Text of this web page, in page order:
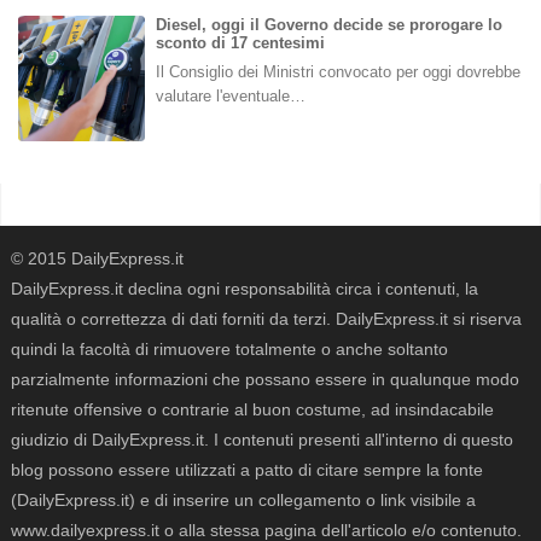
Diesel, oggi il Governo decide se prorogare lo
sconto di 17 centesimi
Il Consiglio dei Ministri convocato per oggi dovrebbe
valutare l'eventuale…
© 2015 DailyExpress.it
DailyExpress.it declina ogni responsabilità circa i contenuti, la
qualità o correttezza di dati forniti da terzi. DailyExpress.it si riserva
quindi la facoltà di rimuovere totalmente o anche soltanto
parzialmente informazioni che possano essere in qualunque modo
ritenute offensive o contrarie al buon costume, ad insindacabile
giudizio di DailyExpress.it. I contenuti presenti all'interno di questo
blog possono essere utilizzati a patto di citare sempre la fonte
(DailyExpress.it) e di inserire un collegamento o link visibile a
www.dailyexpress.it o alla stessa pagina dell'articolo e/o contenuto.